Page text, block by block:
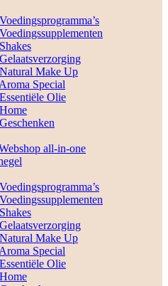
Make Up
Special
Olie
all-in-one
Make Up
Special
Olie